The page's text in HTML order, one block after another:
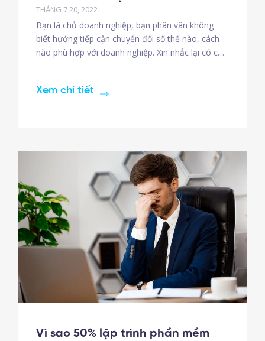
THÁNG 7 20, 2022
Bạn là chủ doanh nghiệp, bạn phân vân không
biết hướng tiếp cận chuyển đổi số thế nào, cách
nào phù hợp với doanh nghiệp. Xin nhắc lại có các
digitization Ứng dụng hiệu quả công
Xem chi tiết
Vì sao 50% lập trình phần mềm